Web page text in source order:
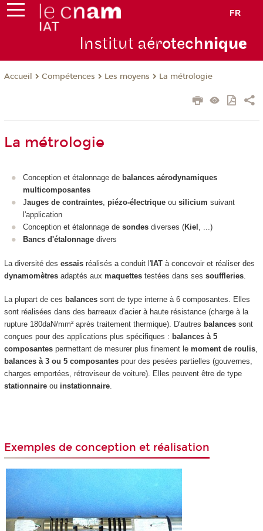
FR
Institut aérotechnique
Accueil Compétences Les moyens La métrologie
La métrologie
Conception et étalonnage de balances aérodynamiques
multicomposantes
Jauges de contraintes, piézo-électrique ou silicium suivant
l'application
Conception et étalonnage de sondes diverses (Kiel , ...)
Bancs d'étalonnage divers
La diversité des essaisréalisés a conduit l'IAT à concevoir et réaliser des
dynamomètresadaptés aux maquettestestées dans ses souffleries.
La plupart de ces balancessont de type interne à 6 composantes. Elles
sont réalisées dans des barreaux d'acier à haute résistance (charge à la
rupture 180daN/mm² après traitement thermique). D'autres balances sont
conçues pour des applications plus spécifiques : balances à 5
composantespermettant de mesurer plus finement le moment de roulis,
balances à 3 ou 5 composantespour des pesées partielles (gouvernes,
charges emportées, rétroviseur de voiture). Elles peuvent être de type
stationnaireou instationnaire.
Exemples de conception et réalisation